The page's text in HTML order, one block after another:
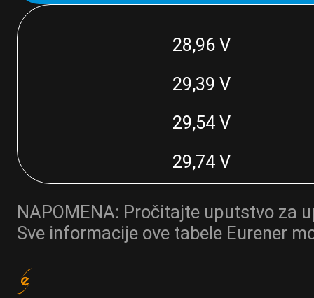
28,96 V
29,39 V
29,54 V
29,74 V
NAPOMENA: Pročitajte uputstvo za
Sve informacije ove tabele Eurener